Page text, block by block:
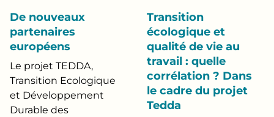
De nouveaux
partenaires
européens
Le projet TEDDA,
Transition Ecologique
et Développement
Durable des
Transition
écologique et
qualité de vie au
travail : quelle
corrélation ? Dans
le cadre du projet
Tedda